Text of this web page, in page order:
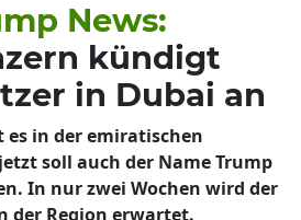
News:
kündigt
in Dubai an
es in der emiratischen
soll auch der Name Trump
In nur zwei Wochen wird der
der Region erwartet.